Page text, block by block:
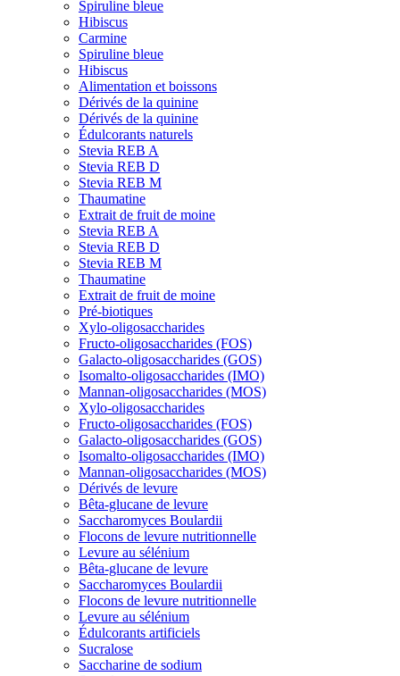
Spiruline bleue
Hibiscus
Carmine
Spiruline bleue
Hibiscus
Alimentation et boissons
Dérivés de la quinine
Dérivés de la quinine
Édulcorants naturels
Stevia REB A
Stevia REB D
Stevia REB M
Thaumatine
Extrait de fruit de moine
Stevia REB A
Stevia REB D
Stevia REB M
Thaumatine
Extrait de fruit de moine
Pré-biotiques
Xylo-oligosaccharides
Fructo-oligosaccharides (FOS)
Galacto-oligosaccharides (GOS)
Isomalto-oligosaccharides (IMO)
Mannan-oligosaccharides (MOS)
Xylo-oligosaccharides
Fructo-oligosaccharides (FOS)
Galacto-oligosaccharides (GOS)
Isomalto-oligosaccharides (IMO)
Mannan-oligosaccharides (MOS)
Dérivés de levure
Bêta-glucane de levure
Saccharomyces Boulardii
Flocons de levure nutritionnelle
Levure au sélénium
Bêta-glucane de levure
Saccharomyces Boulardii
Flocons de levure nutritionnelle
Levure au sélénium
Édulcorants artificiels
Sucralose
Saccharine de sodium